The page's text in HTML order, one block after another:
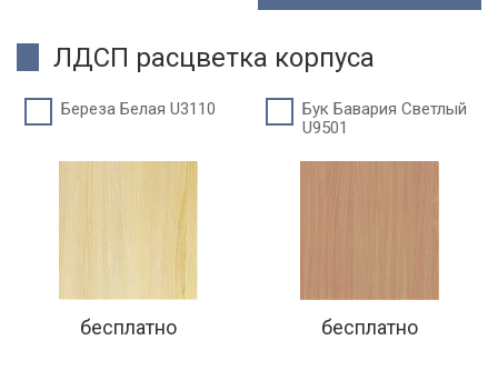
ЛДСП расцветка корпуса
Береза Белая U3110
бесплатно
Бук Бавария Светлый
U9501
бесплатно